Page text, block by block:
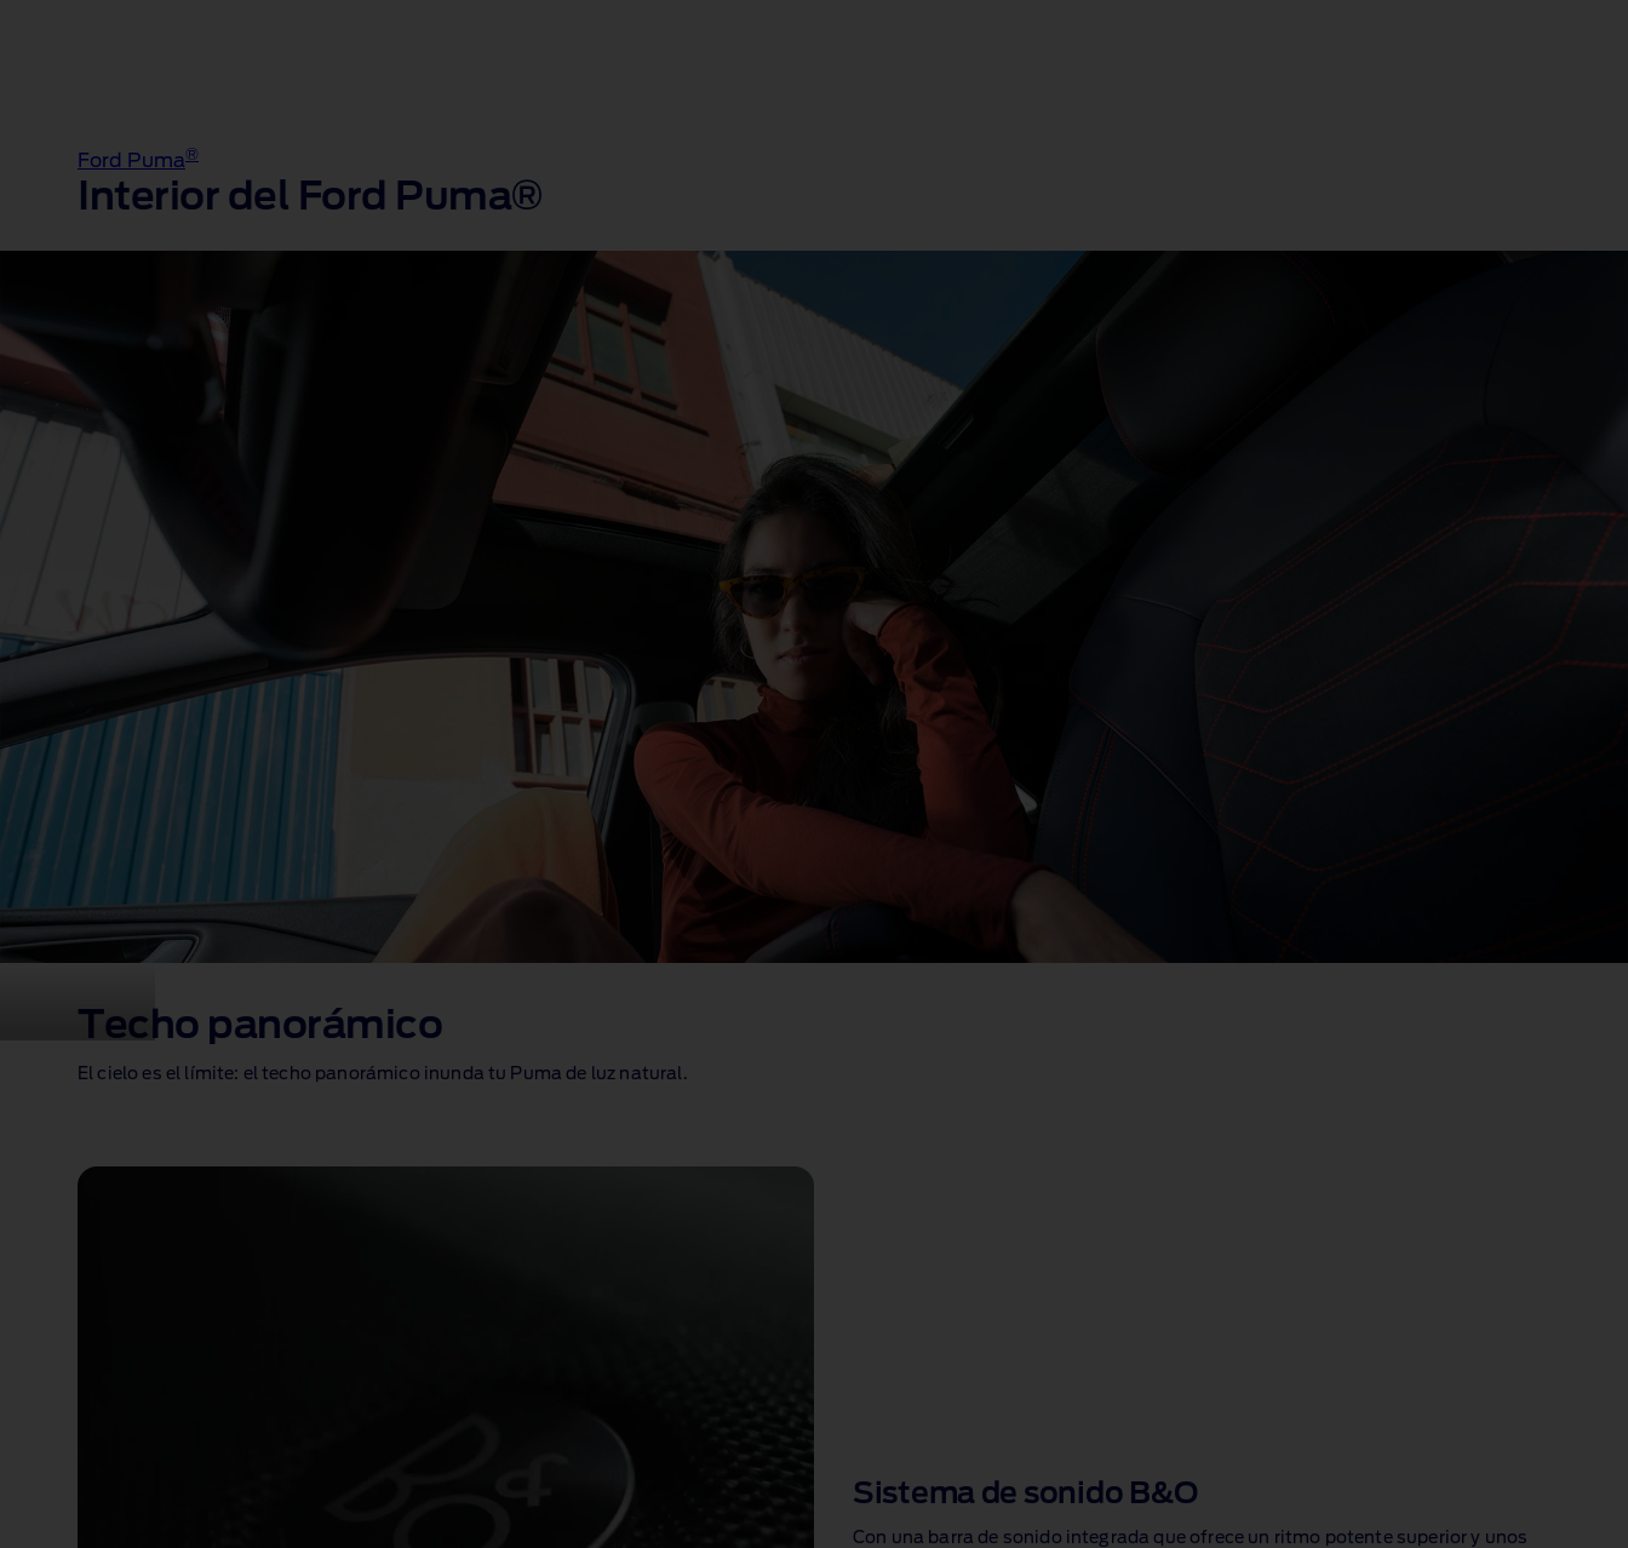
Ford Puma®
Interior del Ford Puma®
Techo panorámico
El cielo es el límite: el techo panorámico inunda tu Puma de luz natural.
Sistema de sonido B&O
Con una barra de sonido integrada que ofrece un ritmo potente superior y unos